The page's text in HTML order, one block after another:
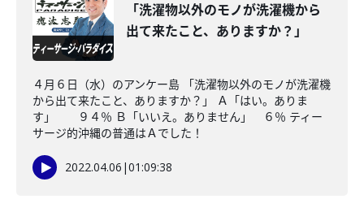
「洗濯物以外のモノが洗濯機から
出て来たこと、ありますか？」
４月６日（水）のアンケー島 「洗濯物以外のモノが洗濯機
から出て来たこと、ありますか？」 Ａ「はい。ありま
す」 ９４％ Ｂ「いいえ。ありません」 ６％ ティー
サージ的沖縄の普通はＡでした！
2022.04.06 |01:09:38